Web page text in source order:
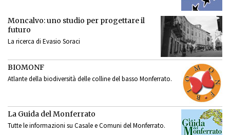
Moncalvo: uno studio per progettare il
futuro
La ricerca di Evasio Soraci
BIOMONF
Atlante della biodiversità delle colline del basso Monferrato.
La Guida del Monferrato
Tutte le informazioni su Casale e Comuni del Monferrato.